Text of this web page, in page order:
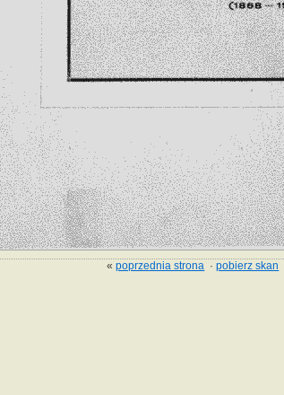
«poprzednia strona ·pobierz skan